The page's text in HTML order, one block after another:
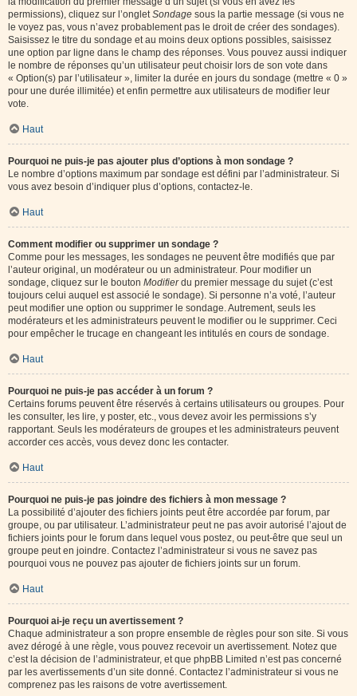
permissions), cliquez sur l’ongletSondage sous la partie message (si vous ne
le voyez pas, vous n’avez probablement pas le droit de créer des sondages).
Saisissez le titre du sondage et au moins deux options possibles, saisissez
une option par ligne dans le champ des réponses. Vous pouvez aussi indiquer
le nombre de réponses qu’un utilisateur peut choisir lors de son vote dans
« Option(s) par l’utilisateur », limiter la durée en jours du sondage (mettre « 0 »
pour une durée illimitée) et enfin permettre aux utilisateurs de modifier leur
vote.
Haut
Pourquoi ne puis-je pas ajouter plus d’options à mon sondage ?
Le nombre d’options maximum par sondage est défini par l’administrateur. Si
vous avez besoin d’indiquer plus d’options, contactez-le.
Haut
Comment modifier ou supprimer un sondage ?
Comme pour les messages, les sondages ne peuvent être modifiés que par
l’auteur original, un modérateur ou un administrateur. Pour modifier un
sondage, cliquez sur le bouton Modifierdu premier message du sujet (c’est
toujours celui auquel est associé le sondage). Si personne n’a voté, l’auteur
peut modifier une option ou supprimer le sondage. Autrement, seuls les
modérateurs et les administrateurs peuvent le modifier ou le supprimer. Ceci
pour empêcher le trucage en changeant les intitulés en cours de sondage.
Haut
Pourquoi ne puis-je pas accéder à un forum ?
Certains forums peuvent être réservés à certains utilisateurs ou groupes. Pour
les consulter, les lire, y poster, etc., vous devez avoir les permissions s’y
rapportant. Seuls les modérateurs de groupes et les administrateurs peuvent
accorder ces accès, vous devez donc les contacter.
Haut
Pourquoi ne puis-je pas joindre des fichiers à mon message ?
La possibilité d’ajouter des fichiers joints peut être accordée par forum, par
groupe, ou par utilisateur. L’administrateur peut ne pas avoir autorisé l’ajout de
fichiers joints pour le forum dans lequel vous postez, ou peut-être que seul un
groupe peut en joindre. Contactez l’administrateur si vous ne savez pas
pourquoi vous ne pouvez pas ajouter de fichiers joints sur un forum.
Haut
Pourquoi ai-je reçu un avertissement ?
Chaque administrateur a son propre ensemble de règles pour son site. Si vous
avez dérogé à une règle, vous pouvez recevoir un avertissement. Notez que
c’est la décision de l’administrateur, et que phpBB Limited n’est pas concerné
par les avertissements d’un site donné. Contactez l’administrateur si vous ne
comprenez pas les raisons de votre avertissement.